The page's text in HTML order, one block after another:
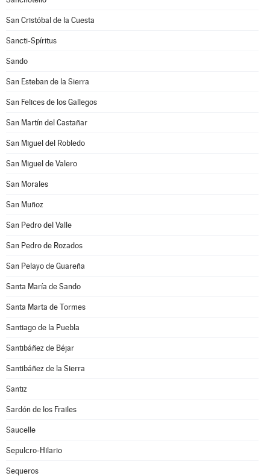
San Cristóbal de la Cuesta
Sancti-Spíritus
Sando
San Esteban de la Sierra
San Felices de los Gallegos
San Martín del Castañar
San Miguel del Robledo
San Miguel de Valero
San Morales
San Muñoz
San Pedro del Valle
San Pedro de Rozados
San Pelayo de Guareña
Santa María de Sando
Santa Marta de Tormes
Santiago de la Puebla
Santibáñez de Béjar
Santibáñez de la Sierra
Santiz
Sardón de los Frailes
Saucelle
Sepulcro-Hilario
Sequeros